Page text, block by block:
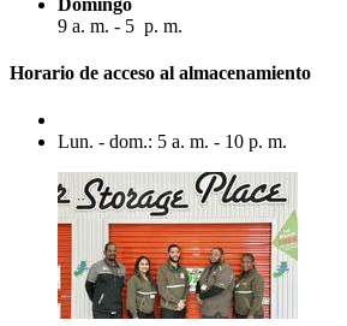
9 a. m. - 5 p. m.
Horario de acceso al almacenamiento
Lun. - dom.: 5 a. m. - 10 p. m.